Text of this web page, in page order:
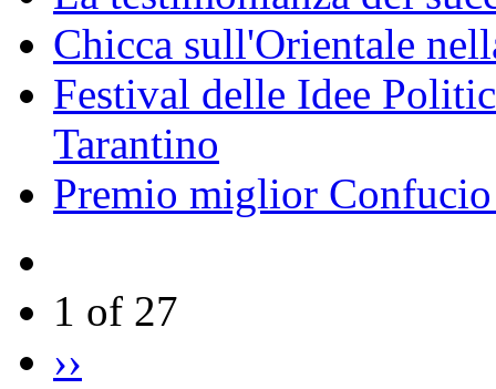
Chicca sull'Orientale
Festival delle Idee
Tarantino
Premio miglior
1 of 27
››